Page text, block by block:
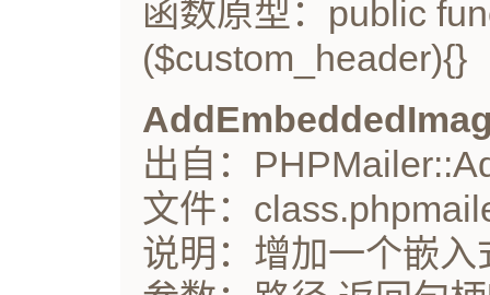
函数原型：public
($custom_header){}
出自：
文件：
说明：增加一个嵌入